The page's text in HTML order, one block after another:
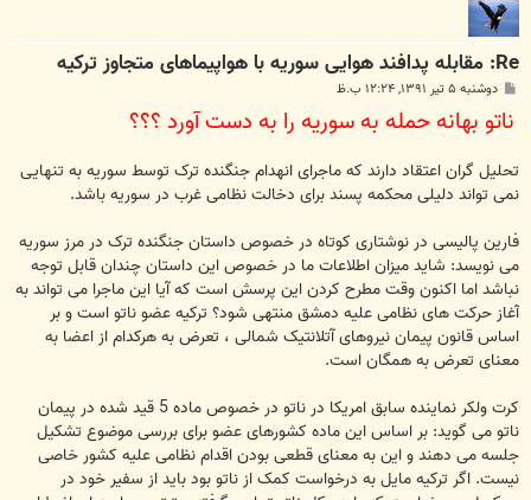
Re: مقابله پدافند هوایی سوریه با هواپیما‌های متجاوز ترکیه
پ
ت
دوشنبه ۵ تیر ۱۳۹۱, ۱۲:۲۴ ب.ظ
ناتو بهانه حمله به سوریه را به دست آورد ؟؟؟
تحلیل گران اعتقاد دارند که ماجرای انهدام جنگنده ترک توسط سوریه به تنهایی
نمی تواند دلیلی محکمه پسند برای دخالت نظامی غرب در سوریه باشد.
فارین پالیسی در نوشتاری کوتاه در خصوص داستان جنگنده ترک در مرز سوریه
می نویسد: شاید میزان اطلاعات ما در خصوص این داستان چندان قابل توجه
نباشد اما اکنون وقت مطرح کردن این پرسش است که آیا این ماجرا می تواند به
آغاز حرکت های نظامی علیه دمشق منتهی شود؟ ترکیه عضو ناتو است و بر
اساس قانون پیمان نیروهای آتلانتیک شمالی ، تعرض به هرکدام از اعضا به
معنای تعرض به همگان است.
کرت ولکر نماینده سابق امریکا در ناتو در خصوص ماده 5 قید شده در پیمان
ناتو می گوید: بر اساس این ماده کشورهای عضو برای بررسی موضوع تشکیل
جلسه می دهند و این به معنای قطعی بودن اقدام نظامی علیه کشور خاصی
نیست. اگر ترکیه مایل به درخواست کمک از ناتو بود باید از سفیر خود در